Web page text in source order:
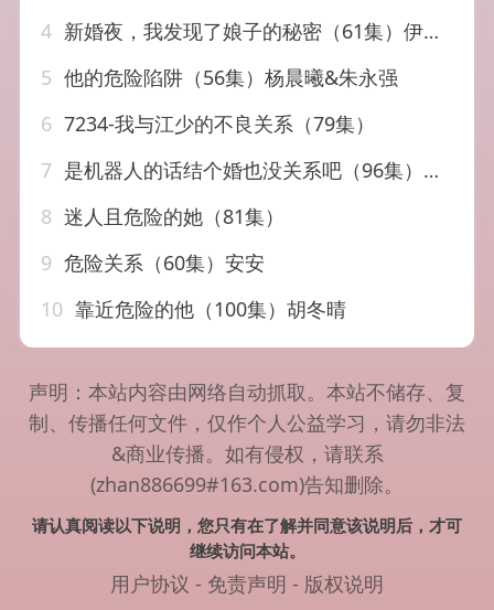
4 新婚夜，我发现了娘子的秘密（61集）伊晨&李梓
5 他的危险陷阱（56集）杨晨曦&朱永强
6 7234-我与江少的不良关系（79集）
7 是机器人的话结个婚也没关系吧（96集）朱一未&白昕怡
8 迷人且危险的她（81集）
9 危险关系（60集）安安
10 靠近危险的他（100集）胡冬晴
声明：本站内容由网络自动抓取。本站不储存、复
制、传播任何文件，仅作个人公益学习，请勿非法
&商业传播。如有侵权，请联系
(zhan886699#163.com)告知删除。
请认真阅读以下说明，您只有在了解并同意该说明后，才可
继续访问本站。
用户协议 - 免责声明 - 版权说明